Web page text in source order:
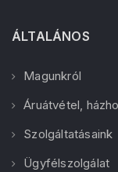
ÁLTALÁNOS
Magunkról
Áruátvétel,
Szolgáltatásaink
Ügyfélszolgálat